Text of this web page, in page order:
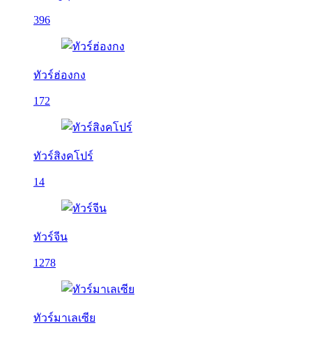
396
ทัวร์ฮ่องกง
172
ทัวร์สิงคโปร์
14
ทัวร์จีน
1278
ทัวร์มาเลเซีย